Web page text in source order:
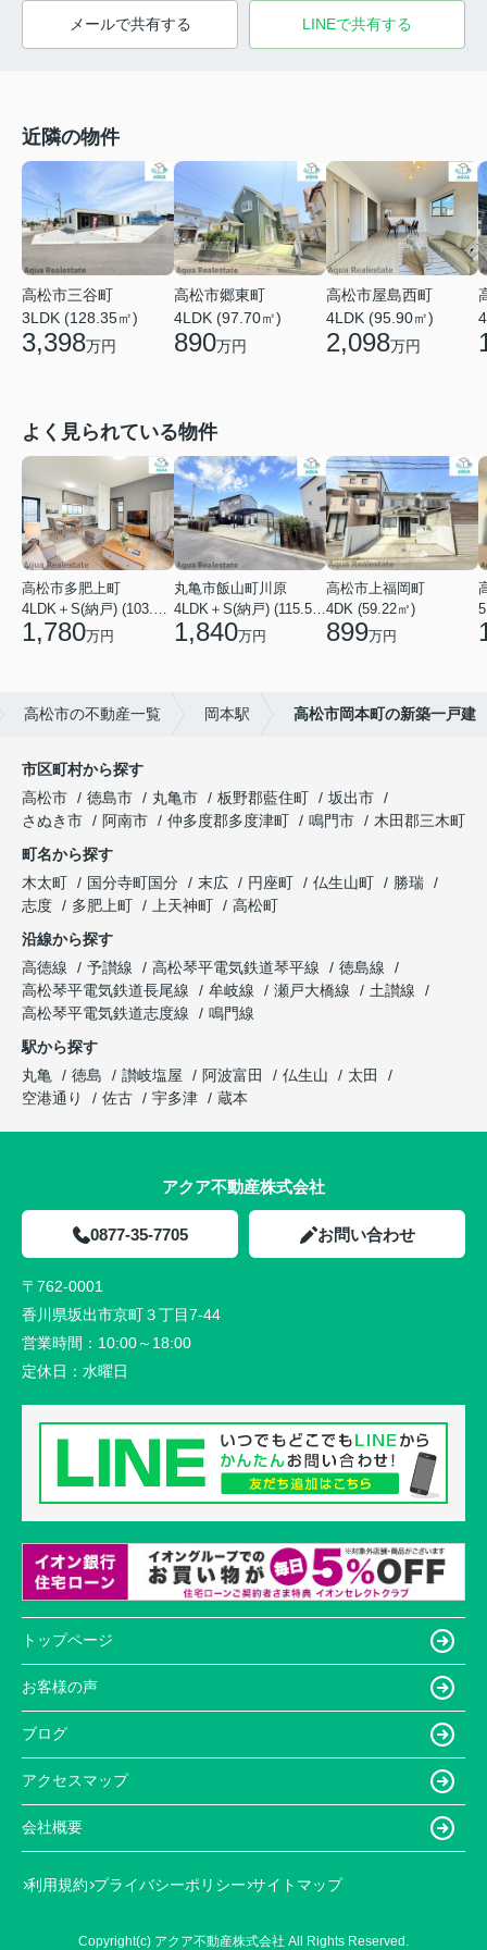
メールで共有する LINEで共有する
近隣の物件
高松市三谷町
3LDK (128.35㎡)
3,398万円
高松市郷東町
4LDK (97.70㎡)
890万円
高松市屋島西町
4LDK (95.90㎡)
2,098万円
よく見られている物件
高松市多肥上町
4LDK＋S(納戸) (103.51㎡)
1,780万円
丸亀市飯山町川原
4LDK＋S(納戸) (115.52㎡)
1,840万円
高松市上福岡町
4DK (59.22㎡)
899万円
高松市の不動産一覧 岡本駅 高松市岡本町の新築一戸建
市区町村から探す
高松市
徳島市 丸亀市 板野郡藍住町
坂出市
さぬき市
阿南市 仲多度郡多度津町 鳴門市
木田郡三木町
町名から探す
木太町
国分寺町国分 末広 円座町 仏生山町
勝瑞
志度
多肥上町 上天神町
高松町
沿線から探す
高徳線
予讃線 高松琴平電気鉄道琴平線
徳島線
高松琴平電気鉄道長尾線
牟岐線 瀬戸大橋線
土讃線
高松琴平電気鉄道志度線
鳴門線
駅から探す
丸亀
徳島 讃岐塩屋 阿波富田 仏生山
太田
空港通り
佐古 宇多津 蔵本
アクア不動産株式会社
0877-35-7705 お問い合わせ
〒762-0001
香川県坂出市京町３丁目7-44
営業時間： 10:00～18:00
定休日： 水曜日
トップページ
お客様の声
ブログ
アクセスマップ
会社概要
利用規約 プライバシーポリシー サイトマップ
Copyright(c) アクア不動産株式会社 All Rights Reserved.